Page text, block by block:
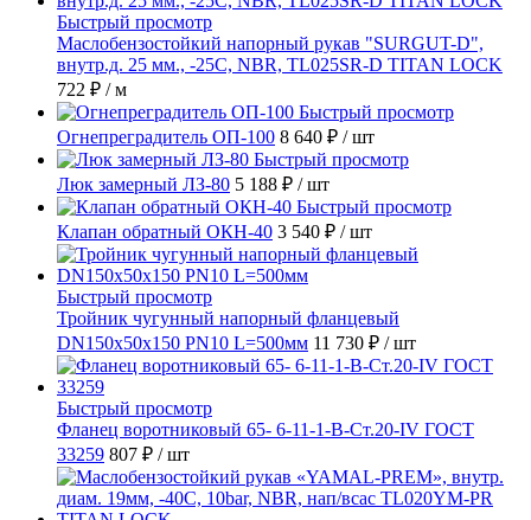
Быстрый просмотр
Маслобензостойкий напорный рукав "SURGUT-D",
внутр.д. 25 мм., -25C, NBR, TL025SR-D TITAN LOCK
722 ₽ / м
Быстрый просмотр
Огнепреградитель ОП-100 8 640 ₽ / шт
Быстрый просмотр
Люк замерный ЛЗ-80 5 188 ₽ / шт
Быстрый просмотр
Клапан обратный ОКН-40 3 540 ₽ / шт
Быстрый просмотр
Тройник чугунный напорный фланцевый
DN150х50х150 PN10 L=500мм 11 730 ₽ / шт
Быстрый просмотр
Фланец воротниковый 65- 6-11-1-B-Ст.20-IV ГОСТ
33259 807 ₽ / шт